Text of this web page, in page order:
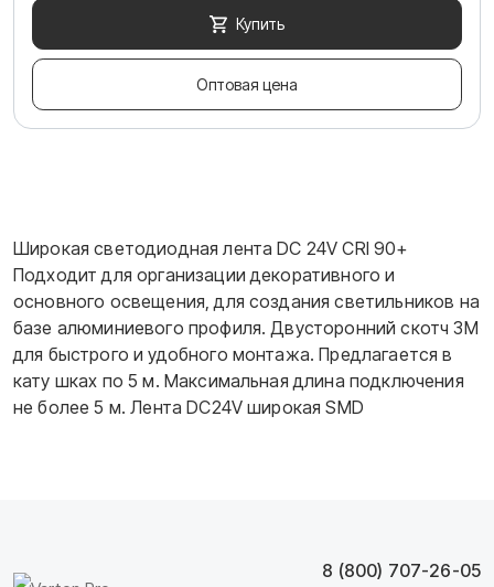
Купить
Оптовая цена
Широкая светодиодная лента DC 24V CRI 90+
Подходит для организации декоративного и
основного освещения, для создания светильников на
базе алюминиевого профиля. Двусторонний скотч 3М
для быстрого и удобного монтажа. Предлагается в
кату шках по 5 м. Максимальная длина подключения
не более 5 м. Лента DC24V широкая SMD
8 (800) 707-26-05